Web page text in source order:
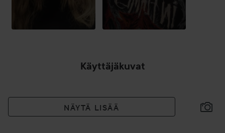
Käyttäjäkuvat
NÄYTÄ LISÄÄ